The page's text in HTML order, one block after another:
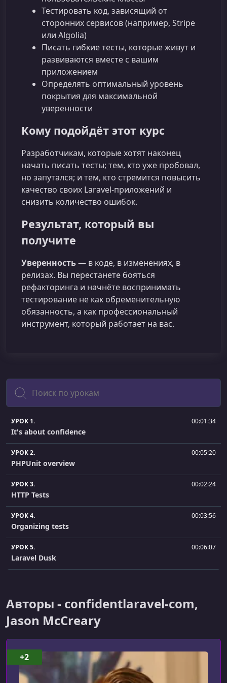
Тестировать код, зависящий от
сторонних сервисов (например, Stripe
или Algolia)
Писать гибкие тесты, которые живут и
развиваются вместе с вашим
приложением
Определять оптимальный уровень
покрытия для максимальной
уверенности
Кому подойдёт этот курс
Разработчикам, которые хотят наконец
начать писать тесты; тем, кто уже пробовал,
но запутался; и тем, кто стремится повысить
качество своих Laravel‑приложений и
снизить количество ошибок.
Результат, который вы
получите
Уверенность— в коде, в изменениях, в
релизах. Вы перестанете бояться
рефакторинга и начнёте воспринимать
тестирование не как обременительную
обязанность, а как профессиональный
инструмент, который работает на вас.
Поиск
УРОК 1. 00:01:34
It's about confidence
УРОК 2. 00:05:20
PHPUnit overview
УРОК 3. 00:02:24
HTTP Tests
УРОК 4. 00:03:56
Organizing tests
УРОК 5. 00:06:07
Laravel Dusk
УРОК 7. 00:01:50
Where to start
УРОК 8. 00:01:50
Summary
УРОК 9.
Авторы - confidentlaravel-com,
Jason McCreary
+2